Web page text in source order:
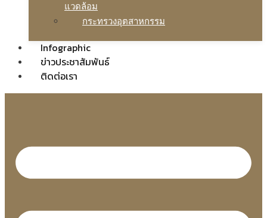
แวดล้อม
กระทรวงอุตสาหกรรม
Infographic
ข่าวประชาสัมพันธ์
ติดต่อเรา